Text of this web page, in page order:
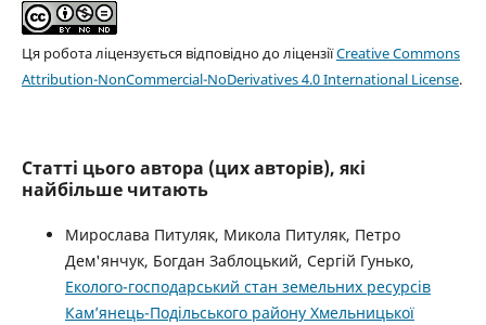
Ця робота ліцензується відповідно до ліцензіїCreative Commons
Attribution-NonCommercial-NoDerivatives 4.0 International License.
Статті цього автора (цих авторів), які
найбільше читають
Мирослава Питуляк, Микола Питуляк, Петро
Дем'янчук, Богдан Заблоцький, Сергій Гунько,
Еколого-господарський стан земельних ресурсів
Кам’янець-Подільського району Хмельницької